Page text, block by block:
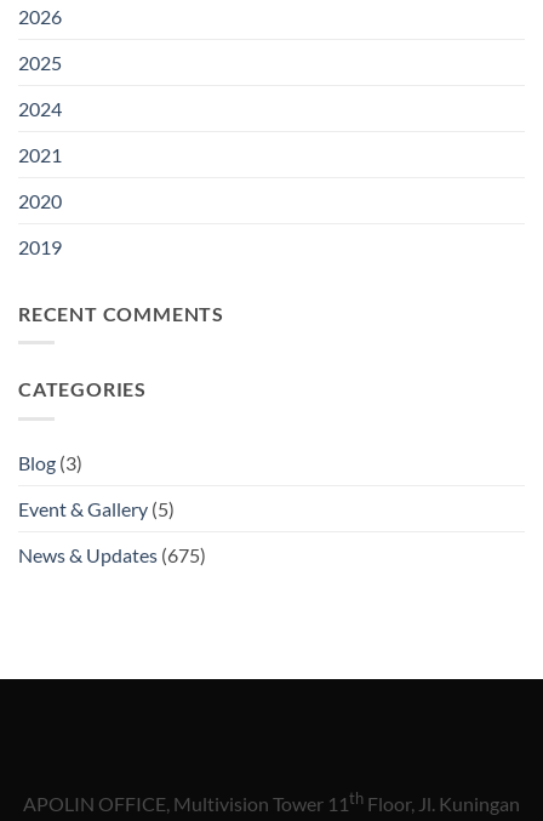
2026
2025
2024
2021
2020
2019
RECENT COMMENTS
CATEGORIES
Blog (3)
Event & Gallery (5)
News & Updates (675)
APOLIN OFFICE, Multivision Tower 11th Floor, Jl. Kuningan